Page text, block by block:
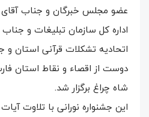
عضو مجلس خبرگان و جناب آقای
اداره کل سازمان تبلیغات و
اتحادیه تشکلات قرآنی استان و
دوست از اقصاء و نقاط استان
شاه چراغ برگزار شد.
این جشنواره نورانی با تلاوت